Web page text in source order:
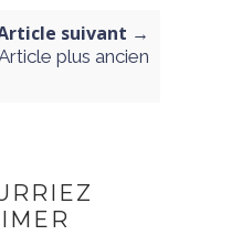
suivant →
plus ancien